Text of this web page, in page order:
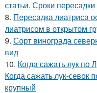
статьи. Сроки пересадки
8. Пересадка лиатриса
лиатрисом в открытом
9. Сорт винограда
вид
10. Когда сажать лук по
Когда сажать лук-севок
крупный